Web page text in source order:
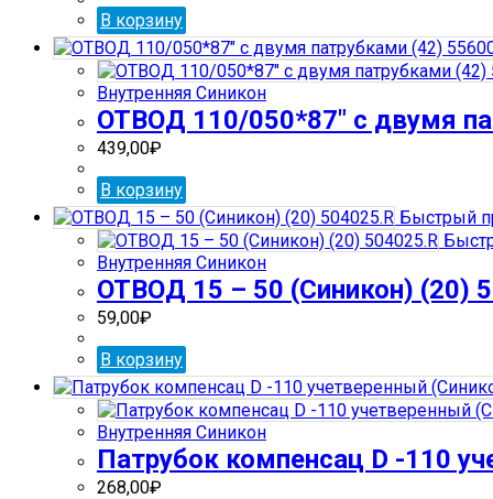
В корзину
Внутренняя Синикон
ОТВОД 110/050*87″ с двумя
439,00₽
В корзину
Быстрый
Внутренняя Синикон
ОТВОД 15 – 50 (Синикон) (20)
59,00₽
В корзину
Внутренняя Синикон
Патрубок компенсац D -110
268,00₽